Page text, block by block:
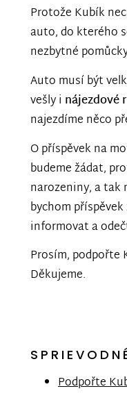
Protože Kubík
auto, do kterého
nezbytné
Auto musí být
vešly i nájezdové
najezdíme něco
O příspěvek na
budeme žádat,
narozeniny, a tak
bychom
informovat a
Prosím, podpořte
Děkujeme.
Podpořte